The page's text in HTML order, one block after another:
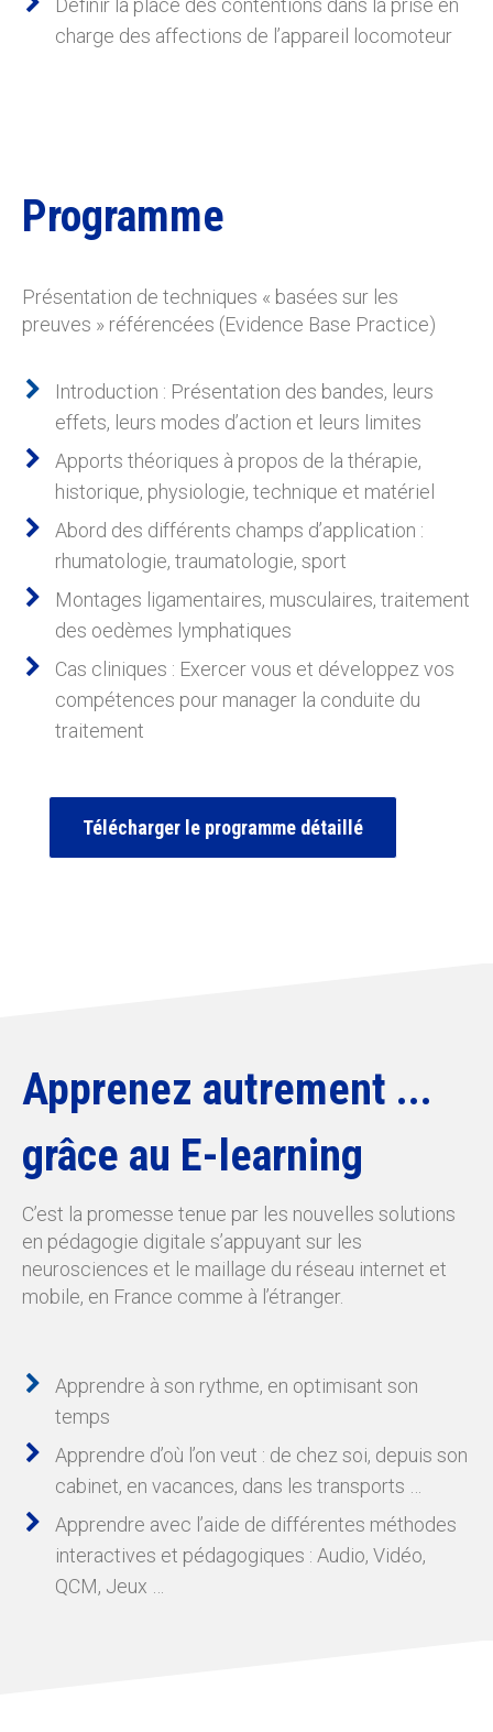
Définir la place des contentions dans la prise en
charge des affections de l’appareil locomoteur
Programme
Présentation de techniques « basées sur les
preuves » référencées (Evidence Base Practice)
Introduction : Présentation des bandes, leurs
effets, leurs modes d’action et leurs limites
Apports théoriques à propos de la thérapie,
historique, physiologie, technique et matériel
Abord des différents champs d’application :
rhumatologie, traumatologie, sport
Montages ligamentaires, musculaires, traitement
des oedèmes lymphatiques
Cas cliniques : Exercer vous et développez vos
compétences pour manager la conduite du
traitement
Télécharger le programme détaillé
Apprenez autrement ...
grâce au E-learning
C’est la promesse tenue par les nouvelles solutions
en pédagogie digitale s’appuyant sur les
neurosciences et le maillage du réseau internet et
mobile, en France comme à l’étranger.
Apprendre à son rythme, en optimisant son
temps
Apprendre d’où l’on veut : de chez soi, depuis son
cabinet, en vacances, dans les transports …
Apprendre avec l’aide de différentes méthodes
interactives et pédagogiques : Audio, Vidéo,
QCM, Jeux …